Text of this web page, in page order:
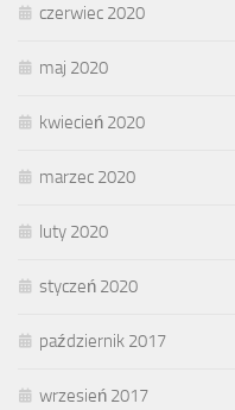
czerwiec 2020
maj 2020
kwiecień 2020
marzec 2020
luty 2020
styczeń 2020
październik 2017
wrzesień 2017